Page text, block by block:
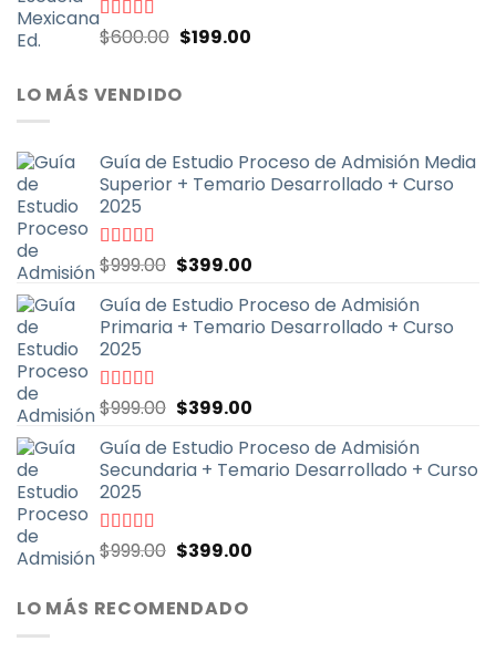
Valorado
con
$600.00 El
original
era:
$199.00El
LO MÁS VENDIDO
Guía de Estudio Proceso de Admisión Media
Superior + Temario Desarrollado + Curso
2025
Valorado
con
5
$999.00 El
original
era:
$399.00El
actual
es:
Guía de Estudio Proceso de Admisión
Primaria + Temario Desarrollado + Curso
2025
Valorado
con
5
$999.00 El
original
era:
$399.00El
actual
es:
Guía de Estudio Proceso de Admisión
Secundaria + Temario Desarrollado + Curso
2025
Valorado
con
$999.00 El
original
era:
$399.00El
LO MÁS RECOMENDADO